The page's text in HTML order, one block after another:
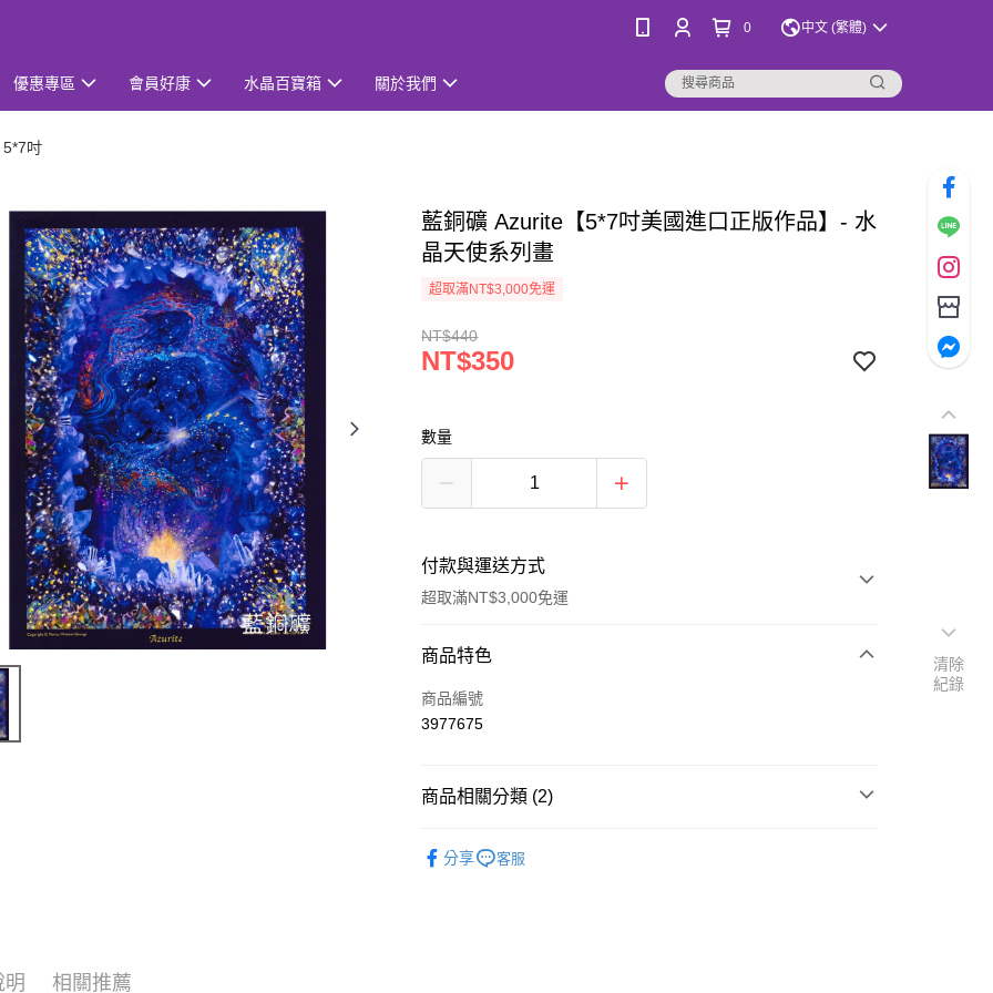
0 中文 (繁體)
優惠專區 會員好康 水晶百寶箱 關於我們
吋
藍銅礦 Azurite【5*7吋美國進口正版作品】- 水
晶天使系列畫
超取滿NT$3,000免運
NT$440
NT$350
數量
付款與運送方式
超取滿NT$3,000免運
付款方式
信用卡一次付款
街口支付
商品特色
商品編號
3977675
商品相關分類 (2)
分享 客服
明 相關推薦
清除
紀錄